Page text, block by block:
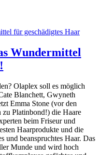
Wundermittel
Olaplex soll es möglich
Blanchett, Gwyneth
Emma Stone (vor den
zu Platinbond!) die Haare
beim Friseur und
Haarprodukte und die
und beanspruchtes Haar. Das
Munde und wird hoch